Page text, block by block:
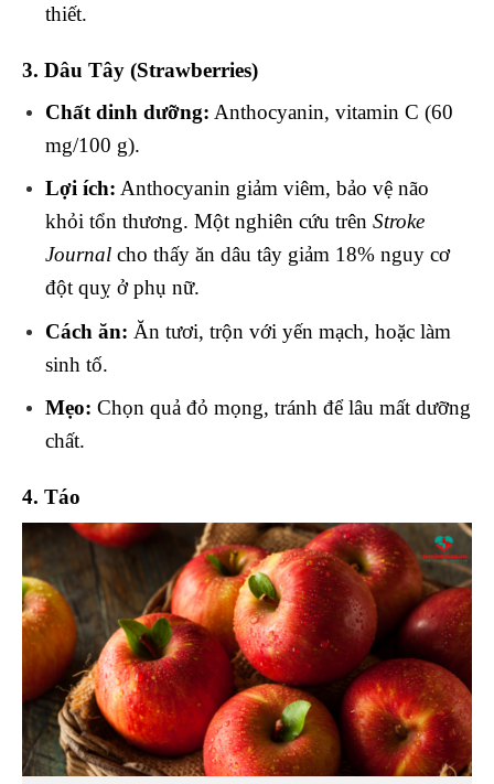
thiết.
3. Dâu Tây (Strawberries)
Chất dinh dưỡng: Anthocyanin, vitamin C (60
mg/100 g).
Lợi ích: Anthocyanin giảm viêm, bảo vệ não
khỏi tổn thương. Một nghiên cứu trên Stroke
Journalcho thấy ăn dâu tây giảm 18% nguy cơ
đột quỵ ở phụ nữ.
Cách ăn: Ăn tươi, trộn với yến mạch, hoặc làm
sinh tố.
Mẹo: Chọn quả đỏ mọng, tránh để lâu mất dưỡng
chất.
4. Táo